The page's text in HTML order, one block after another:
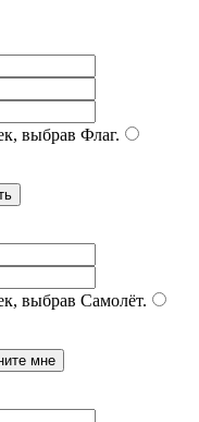
выбрав Флаг.
выбрав Самолёт.